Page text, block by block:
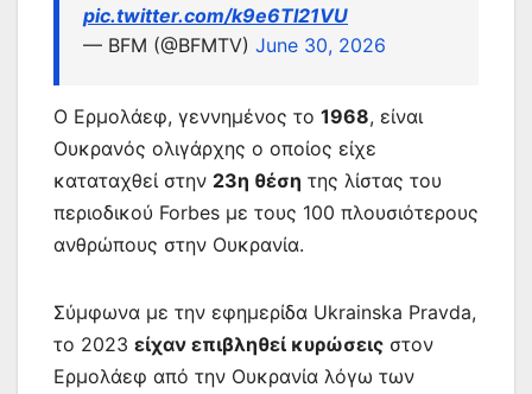
pic.twitter.com/k9e6TI21VU
— BFM (@BFMTV) June 30, 2026
Ο Ερμολάεφ, γεννημένος το 1968, είναι
Ουκρανός ολιγάρχης ο οποίος είχε
καταταχθεί στην 23η θέση της λίστας του
περιοδικού Forbes με τους 100 πλουσιότερους
ανθρώπους στην Ουκρανία.
Σύμφωνα με την εφημερίδα Ukrainska Pravda,
το 2023 είχαν επιβληθεί κυρώσεις στον
Ερμολάεφ από την Ουκρανία λόγω των